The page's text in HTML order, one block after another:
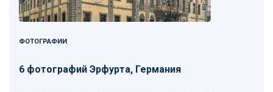
ФОТОГРАФИИ
6 фотографий Эрфурта, Германия